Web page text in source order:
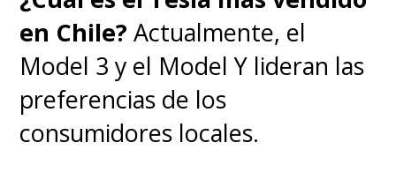
en Chile? Actualmente, el
Model 3 y el Model Y lideran las
preferencias de los
consumidores locales.